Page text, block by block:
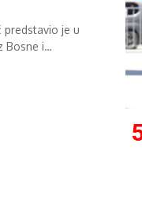
predstavio je u
Bosne i